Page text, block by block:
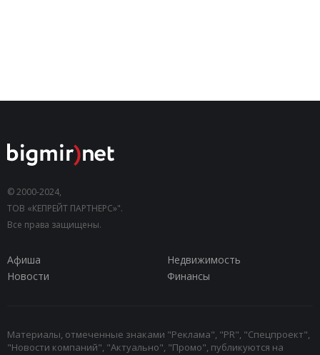
© 2000-2024,
ТОВ «КЕПРЕЙТ ПАРТНЕРС»".
Все права защищены.
Афиша
Недвижимость
Новости
Финансы
Материалы, отмеченные знаками "Реклама", "PR", "Спецпроект",
"Новости компаний", "Актуально", "Промо", публикуются на